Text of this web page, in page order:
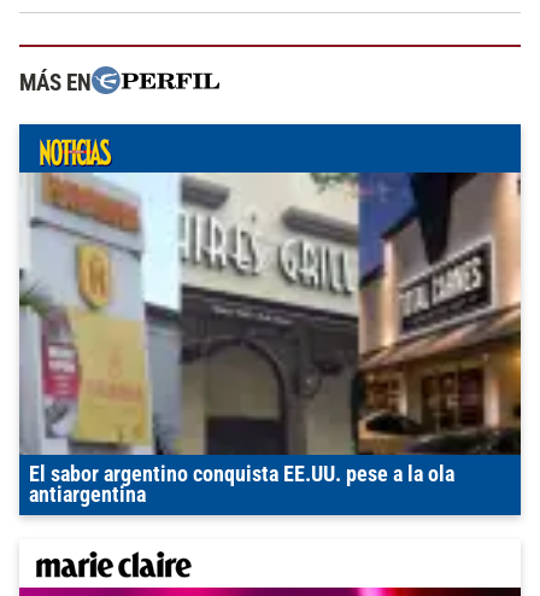
MÁS EN
El sabor argentino conquista EE.UU. pese a la ola
antiargentina